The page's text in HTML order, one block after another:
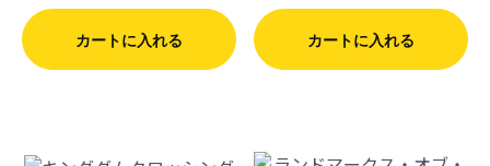
カートに入れる カートに入れる